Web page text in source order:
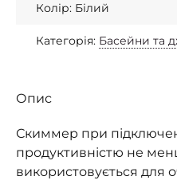
Колір: Білий
Категорія: Басейни та
Опис
Скиммер при
продуктивністю не
використовується для